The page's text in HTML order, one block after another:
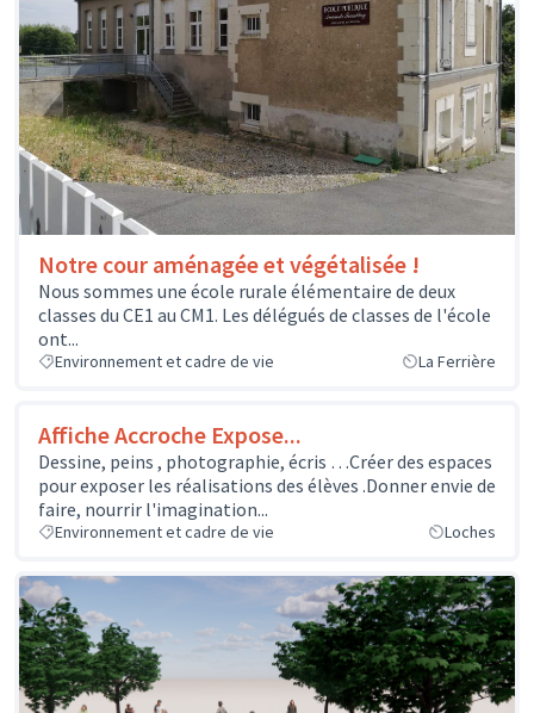
Notre cour aménagée et végétalisée !
Nous sommes une école rurale élémentaire de deux
classes du CE1 au CM1. Les délégués de classes de l'école
ont...
Environnement et cadre de vie La Ferrière
Affiche Accroche Expose...
Dessine, peins , photographie, écris …Créer des espaces
pour exposer les réalisations des élèves .Donner envie de
faire, nourrir l'imagination...
Environnement et cadre de vie Loches